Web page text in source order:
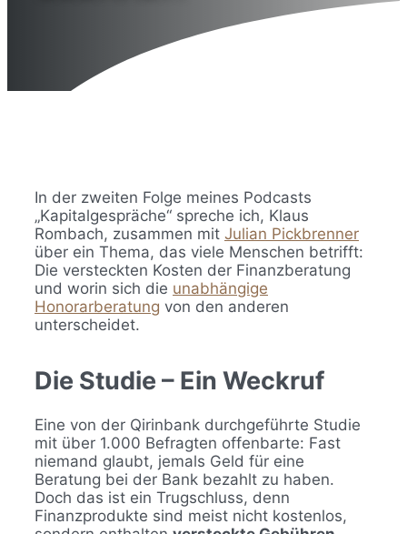
In der zweiten Folge meines Podcasts
„Kapitalgespräche“ spreche ich, Klaus
Rombach, zusammen mit Julian Pickbrenner
über ein Thema, das viele Menschen betrifft:
Die versteckten Kosten der Finanzberatung
und worin sich die unabhängige
Honorarberatung von den anderen
unterscheidet.
Die Studie – Ein Weckruf
Eine von der Qirinbank durchgeführte Studie
mit über 1.000 Befragten offenbarte: Fast
niemand glaubt, jemals Geld für eine
Beratung bei der Bank bezahlt zu haben.
Doch das ist ein Trugschluss, denn
Finanzprodukte sind meist nicht kostenlos,